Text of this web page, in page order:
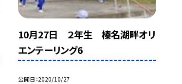
10月27日 ２年生 榛名湖畔オリ
エンテーリング6
公開日 2020/10/27